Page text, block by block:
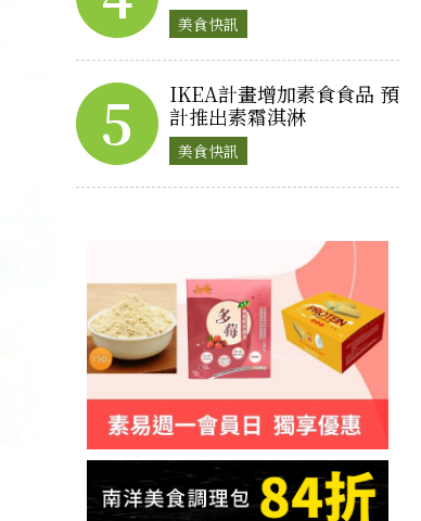
美食快訊
5
IKEA計畫增加素食食品 預
計推出素霜淇淋
美食快訊